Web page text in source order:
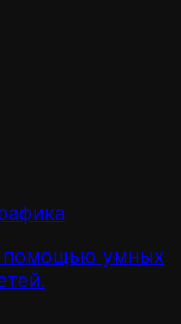
помощью умных